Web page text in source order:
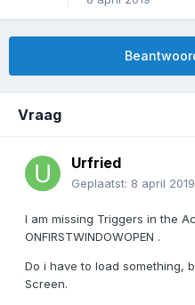
Vraag
Urfried
Geplaatst: 8 april 2019
I am missing Triggers in the
ONFIRSTWINDOWOPEN .
Do i have to load something,
Screen.